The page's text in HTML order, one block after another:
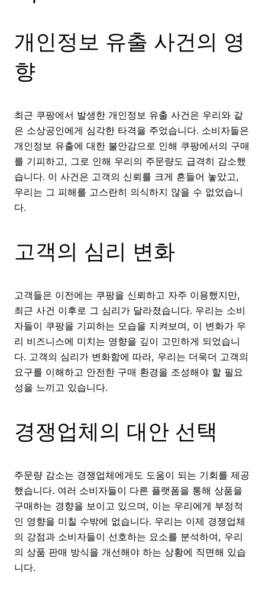
개인정보 유출 사건의 영
향
최근 쿠팡에서 발생한 개인정보 유출 사건은 우리와 같
은 소상공인에게 심각한 타격을 주었습니다. 소비자들은
개인정보 유출에 대한 불안감으로 인해 쿠팡에서의 구매
를 기피하고, 그로 인해 우리의 주문량도 급격히 감소했
습니다. 이 사건은 고객의 신뢰를 크게 흔들어 놓았고,
우리는 그 피해를 고스란히 의식하지 않을 수 없었습니
다.
고객의 심리 변화
고객들은 이전에는 쿠팡을 신뢰하고 자주 이용했지만,
최근 사건 이후로 그 심리가 달라졌습니다. 우리는 소비
자들이 쿠팡을 기피하는 모습을 지켜보며, 이 변화가 우
리 비즈니스에 미치는 영향을 깊이 고민하게 되었습니
다. 고객의 심리가 변화함에 따라, 우리는 더욱더 고객의
요구를 이해하고 안전한 구매 환경을 조성해야 할 필요
성을 느끼고 있습니다.
경쟁업체의 대안 선택
주문량 감소는 경쟁업체에게도 도움이 되는 기회를 제공
했습니다. 여러 소비자들이 다른 플랫폼을 통해 상품을
구매하는 경향을 보이고 있으며, 이는 우리에게 부정적
인 영향을 미칠 수밖에 없습니다. 우리는 이제 경쟁업체
의 강점과 소비자들이 선호하는 요소를 분석하여, 우리
의 상품 판매 방식을 개선해야 하는 상황에 직면해 있습
니다.